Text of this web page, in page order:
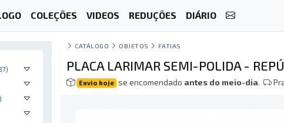
COLEÇÕES VIDEOS REDUÇÕES DIÁRIO
CATÁLOGO OBJETOS FATIAS
PLACA LARIMAR SEMI-POLIDA -
Envio hoje se encomendado antes do meio-dia.